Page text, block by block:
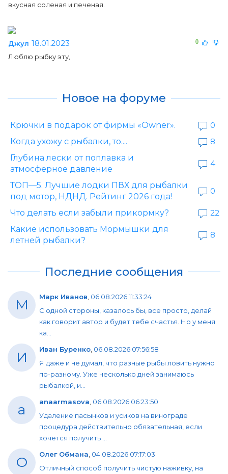
вкусная соленая и печеная.
0
Джул 18.01.2023
Люблю рыбку эту,
Новое на форуме
Крючки в подарок от фирмы «Owner».
0
Когда ухожу с рыбалки, то....
8
Глубина лески от поплавка и
атмосферное давление
4
ТОП—5. Лучшие лодки ПВХ для рыбалки
под мотор, НДНД. Рейтинг 2026 года!
0
Что делать если забыли прикормку?
22
Какие использовать Мормышки для
летней рыбалки?
8
Последние сообщения
М Марк Иванов 06.08.2026 11:33:24
С одной стороны, казалось бы, все просто, делай
как говорит автор и будет тебе счастья. Но у меня
ка...
И Иван Буренко 06.08.2026 07:56:58
Я даже и не думал, что разные рыбы ловить нужно
по-разному. Уже несколько дней занимаюсь
рыбалкой, и...
a anaarmasova 06.08.2026 06:23:50
Удаление пасынков и усиков на винограде
процедура действительно обязательная, если
хочется получить ...
О Олег Обмана 04.08.2026 07:17:03
Отличный способ получить чистую наживку, на